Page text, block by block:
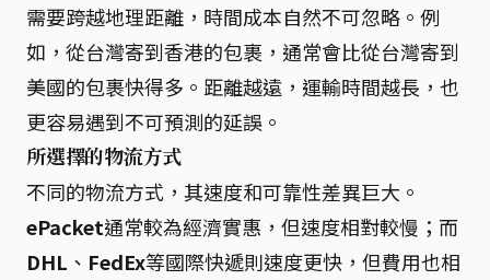
需要跨越地理距離，時間成本自然不可忽略。例
如，從台灣寄到香港的包裹，通常會比從台灣寄到
美國的包裹快得多。距離越遠，運輸時間越長，也
更容易遇到不可預測的延誤。
所選擇的物流方式
不同的物流方式，其速度和可靠性差異巨大。
ePacket通常較為經濟實惠，但速度相對較慢；而
DHL 、 FedEx等國際快遞則速度更快，但費用也相